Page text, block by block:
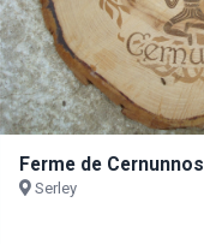
Ferme de Cernunnos
Serley